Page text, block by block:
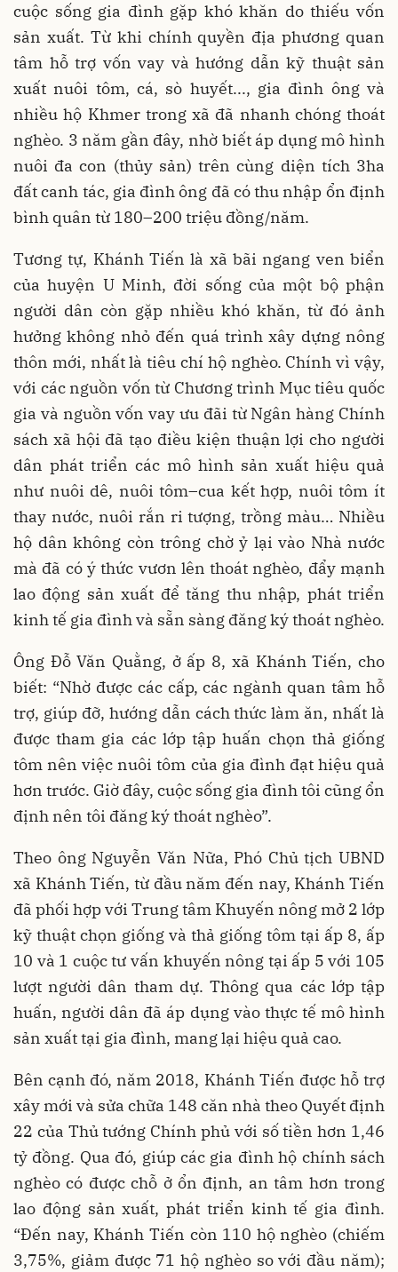
cuộc sống gia đình gặp khó khăn do thiếu vốn
sản xuất. Từ khi chính quyền địa phương quan
tâm hỗ trợ vốn vay và hướng dẫn kỹ thuật sản
xuất nuôi tôm, cá, sò huyết..., gia đình ông và
nhiều hộ Khmer trong xã đã nhanh chóng thoát
nghèo. 3 năm gần đây, nhờ biết áp dụng mô hình
nuôi đa con (thủy sản) trên cùng diện tích 3ha
đất canh tác, gia đình ông đã có thu nhập ổn định
bình quân từ 180–200 triệu đồng/năm.
Tương tự, Khánh Tiến là xã bãi ngang ven biển
của huyện U Minh, đời sống của một bộ phận
người dân còn gặp nhiều khó khăn, từ đó ảnh
hưởng không nhỏ đến quá trình xây dựng nông
thôn mới, nhất là tiêu chí hộ nghèo. Chính vì vậy,
với các nguồn vốn từ Chương trình Mục tiêu quốc
gia và nguồn vốn vay ưu đãi từ Ngân hàng Chính
sách xã hội đã tạo điều kiện thuận lợi cho người
dân phát triển các mô hình sản xuất hiệu quả
như nuôi dê, nuôi tôm–cua kết hợp, nuôi tôm ít
thay nước, nuôi rắn ri tượng, trồng màu… Nhiều
hộ dân không còn trông chờ ỷ lại vào Nhà nước
mà đã có ý thức vươn lên thoát nghèo, đẩy mạnh
lao động sản xuất để tăng thu nhập, phát triển
kinh tế gia đình và sẵn sàng đăng ký thoát nghèo.
Ông Đỗ Văn Quằng, ở ấp 8, xã Khánh Tiến, cho
biết: “Nhờ được các cấp, các ngành quan tâm hỗ
trợ, giúp đỡ, hướng dẫn cách thức làm ăn, nhất là
được tham gia các lớp tập huấn chọn thả giống
tôm nên việc nuôi tôm của gia đình đạt hiệu quả
hơn trước. Giờ đây, cuộc sống gia đình tôi cũng ổn
định nên tôi đăng ký thoát nghèo”.
Theo ông Nguyễn Văn Nữa, Phó Chủ tịch UBND
xã Khánh Tiến, từ đầu năm đến nay, Khánh Tiến
đã phối hợp với Trung tâm Khuyến nông mở 2 lớp
kỹ thuật chọn giống và thả giống tôm tại ấp 8, ấp
10 và 1 cuộc tư vấn khuyến nông tại ấp 5 với 105
lượt người dân tham dự. Thông qua các lớp tập
huấn, người dân đã áp dụng vào thực tế mô hình
sản xuất tại gia đình, mang lại hiệu quả cao.
Bên cạnh đó, năm 2018, Khánh Tiến được hỗ trợ
xây mới và sửa chữa 148 căn nhà theo Quyết định
22 của Thủ tướng Chính phủ với số tiền hơn 1,46
tỷ đồng. Qua đó, giúp các gia đình hộ chính sách
nghèo có được chỗ ở ổn định, an tâm hơn trong
lao động sản xuất, phát triển kinh tế gia đình.
“Đến nay, Khánh Tiến còn 110 hộ nghèo (chiếm
3,75%, giảm được 71 hộ nghèo so với đầu năm);